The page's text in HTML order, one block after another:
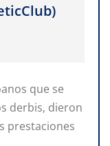
que se
derbis, dieron
prestaciones